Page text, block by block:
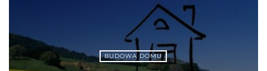
BUDOWA DOMU